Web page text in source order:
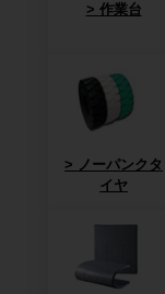
作業台
ノーパンクタ
イヤ